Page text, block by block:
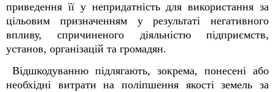
приведення її у непридатність для використання за
цільовим призначенням у результаті негативного
впливу, спричиненого діяльністю підприємств,
установ, організацій та громадян.
Відшкодуванню підлягають, зокрема, понесені або
необхідні витрати на поліпшення якості земель за